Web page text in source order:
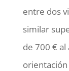
entre dos
similar
de 700 €